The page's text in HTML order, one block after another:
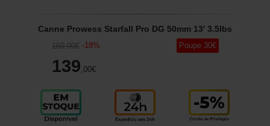
Canne Prowess Starfall Pro DG 50mm 13' 3.5lbs
169,00€ -18%
139 ,00€
Poupe 30€